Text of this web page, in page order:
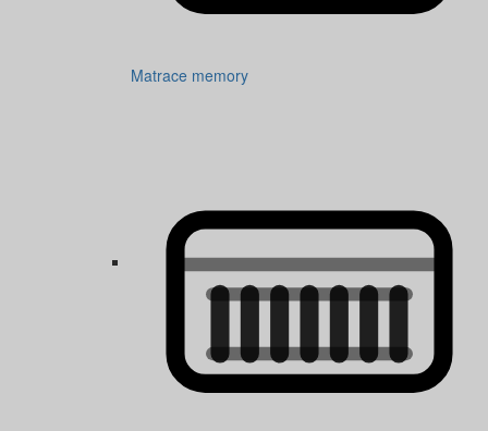
Matrace memory